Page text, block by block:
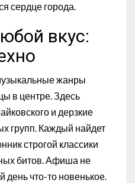
сердце города.
вкус:
жанры
в центре. Здесь
и дерзкие
групп. Каждый найдет
строгой классики
битов. Афиша не
день что-то новенькое.